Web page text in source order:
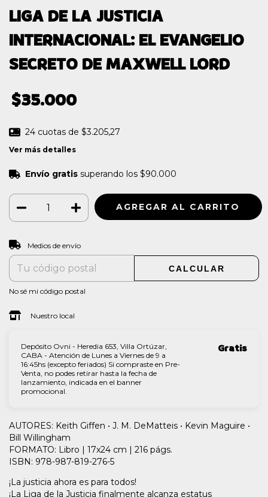
LIGA DE LA JUSTICIA
INTERNACIONAL: EL EVANGELIO
SECRETO DE MAXWELL LORD
$35.000
24 cuotas de $3.205,27
Ver más detalles
Envío gratis superando los $90.000
Entregas para el CP:
Medios de envío
CALCULAR
No sé mi código postal
Nuestro local
Depósito Ovni - Heredia 653, Villa Ortúzar,
CABA - Atención de Lunes a Viernes de 9 a
16:45hs (excepto feriados) Si compraste en Pre-
Venta, no podes retirar hasta la fecha de
lanzamiento, indicada en el banner
promocional.
Gratis
AUTORES: Keith Giffen • J. M. DeMatteis • Kevin Maguire •
Bill Willingham
FORMATO: Libro | 17x24 cm | 216 págs.
ISBN: 978-987-819-276-5
¡La justicia ahora es para todos!
¡La Liga de la Justicia finalmente alcanza estatus